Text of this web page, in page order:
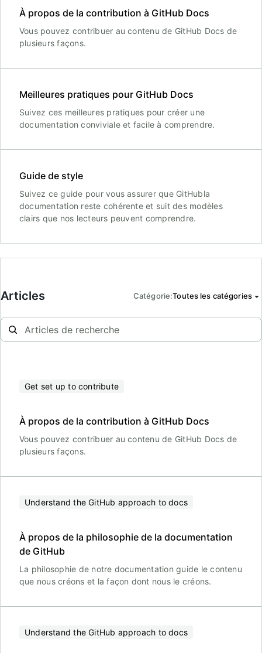
À propos de la contribution à GitHub Docs
Vous pouvez contribuer au contenu de GitHub Docs de
plusieurs façons.
Meilleures pratiques pour GitHub Docs
Suivez ces meilleures pratiques pour créer une
documentation conviviale et facile à comprendre.
Guide de style
Suivez ce guide pour vous assurer que GitHubla
documentation reste cohérente et suit des modèles
clairs que nos lecteurs peuvent comprendre.
Articles Catégorie:Toutes les catégories
Get set up to contribute
À propos de la contribution à GitHub Docs
Vous pouvez contribuer au contenu de GitHub Docs de
plusieurs façons.
Understand the GitHub approach to docs
À propos de la philosophie de la documentation
de GitHub
La philosophie de notre documentation guide le contenu
que nous créons et la façon dont nous le créons.
Understand the GitHub approach to docs